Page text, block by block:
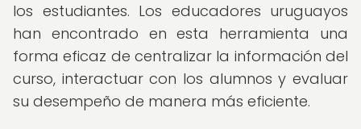
los estudiantes. Los educadores uruguayos
han encontrado en esta herramienta una
forma eficaz de centralizar la información del
curso, interactuar con los alumnos y evaluar
su desempeño de manera más eficiente.